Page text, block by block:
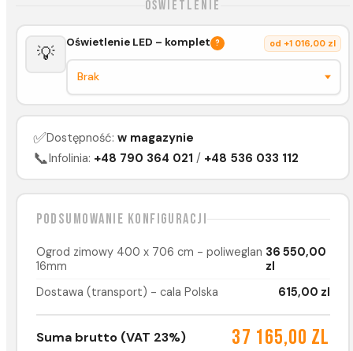
Oświetlenie
💡
Oświetlenie LED – komplet ? od +1 016,00 zl
✅Dostępność: w magazynie
📞Infolinia: +48 790 364 021 / +48 536 033 112
Podsumowanie konfiguracji
Ogrod zimowy 400 x 706 cm - poliweglan
16mm
36 550,00
zl
Dostawa (transport) - cala Polska
615,00 zl
Suma brutto (VAT 23%) 37 165,00 zl